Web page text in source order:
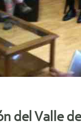
del Valle